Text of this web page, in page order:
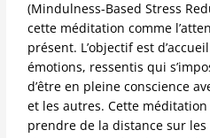
(Mindulness-Based Stress
cette méditation comme
présent. L’objectif est
émotions, ressentis qui
d’être en pleine conscience
et les autres. Cette
prendre de la distance sur